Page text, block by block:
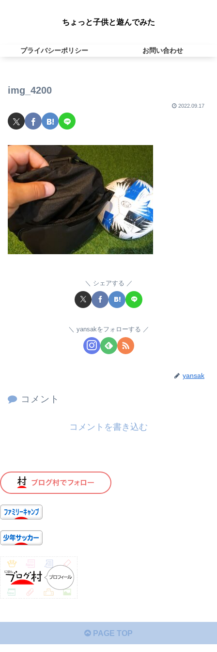
ちょっと子供と遊んでみた
プライバシーポリシー お問い合わせ
img_4200
2022.09.17
シェアする
yansakをフォローする
yansak
コメント
コメントを書き込む
PAGE TOP